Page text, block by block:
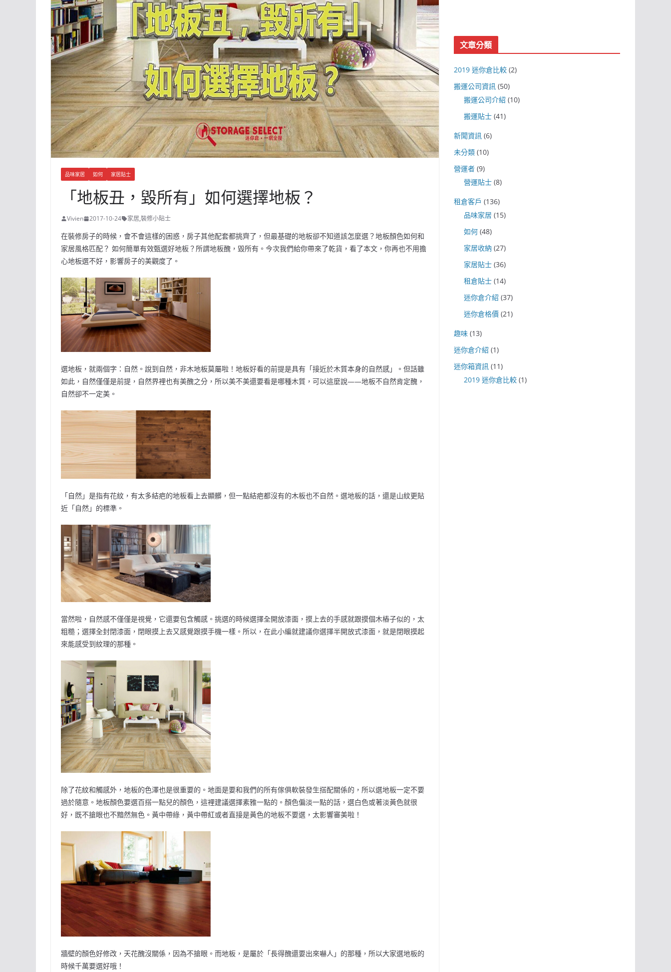
品味家居 如何 家居貼士
「地板丑，毀所有」如何選擇地板？
Vivien 2017-10-24 家居,裝修小貼士
在裝修房子的時候，會不會這樣的困惑，房子其他配套都挑齊了，但最基礎的地板卻不知道該怎麼選？地板顏色如何和
家居風格匹配？ 如何簡單有效甄選好地板？所謂地板醜，毀所有。今次我們給你帶來了乾貨，看了本文，你再也不用擔
心地板選不好，影響房子的美觀度了。
選地板，就兩個字：自然。說到自然，非木地板莫屬啦！地板好看的前提是具有「接近於木質本身的自然感」。但話雖
如此，自然僅僅是前提，自然界裡也有美醜之分，所以美不美還要看是哪種木質，可以這麼說——地板不自然肯定醜，
自然卻不一定美。
「自然」是指有花紋，有太多結疤的地板看上去顯髒，但一點結疤都沒有的木板也不自然。選地板的話，還是山紋更貼
近「自然」的標準。
當然啦，自然感不僅僅是視覺，它還要包含觸感。挑選的時候選擇全開放漆面，摸上去的手感就跟摸個木樁子似的，太
粗糙；選擇全封閉漆面，閉眼摸上去又感覺跟摸手機一樣。所以，在此小編就建議你選擇半開放式漆面，就是閉眼摸起
來能感受到紋理的那種。
除了花紋和觸感外，地板的色澤也是很重要的。地面是要和我們的所有傢俱軟裝發生搭配關係的，所以選地板一定不要
過於隨意。地板顏色要選百搭一點兒的顏色，這裡建議選擇素雅一點的。顏色偏淡一點的話，選白色或著淡黃色就很
好，既不搶眼也不黯然無色。黃中帶綠，黃中帶紅或者直接是黃色的地板不要選，太影響審美啦！
牆壁的顏色好修改，天花醜沒關係，因為不搶眼。而地板，是屬於「長得醜還要出來嚇人」的那種，所以大家選地板的
時候千萬要選好哦！
文章分類
2019 迷你倉比較 (2)
搬運公司資訊 (50)
搬運公司介紹 (10)
搬運貼士 (41)
新聞資訊 (6)
未分類 (10)
營運者 (9)
營運貼士 (8)
租倉客戶 (136)
品味家居 (15)
如何 (48)
家居收納 (27)
家居貼士 (36)
租倉貼士 (14)
迷你倉介紹 (37)
迷你倉格價 (21)
趣味 (13)
迷你倉介紹 (1)
迷你箱資訊 (11)
2019 迷你倉比較 (1)